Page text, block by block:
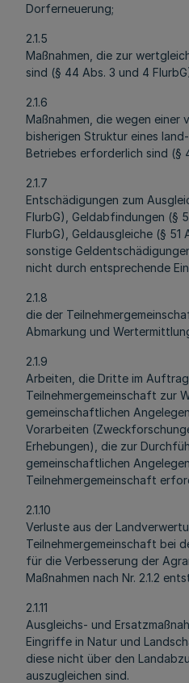
Dorferneuerung;
2.1.5
Maßnahmen, die zur
sind (§ 44 Abs. 3 und 4
2.1.6
Maßnahmen, die wegen einer
bisherigen Struktur eines
Betriebes erforderlich sind (§
2.1.7
Entschädigungen zum
FlurbG), Geldabfindungen (§
FlurbG), Geldausgleiche (§ 51
sonstige
nicht durch entsprechende
2.1.8
die der
Abmarkung und
2.1.9
Arbeiten, die Dritte im
Teilnehmergemeinschaft zur
gemeinschaftlichen
Vorarbeiten
Erhebungen), die zur
gemeinschaftlichen
Teilnehmergemeinschaft
2.1.10
Verluste aus der
Teilnehmergemeinschaft bei
für die Verbesserung der
Maßnahmen nach Nr. 2.1.2
2.1.11
Ausgleichs- und
Eingriffe in Natur und
diese nicht über den
auszugleichen sind.